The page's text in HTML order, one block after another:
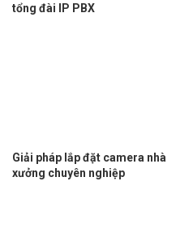
tổng đài IP PBX
Giải pháp lắp đặt camera nhà
xưởng chuyên nghiệp